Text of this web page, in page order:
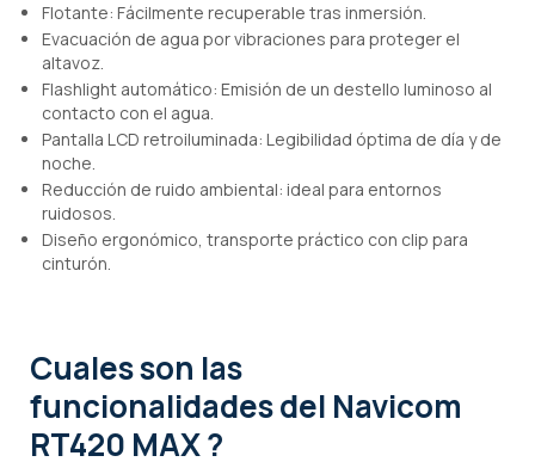
Flotante: Fácilmente recuperable tras inmersión.
Evacuación de agua por vibraciones para proteger el
altavoz.
Flashlight automático: Emisión de un destello luminoso al
contacto con el agua.
Pantalla LCD retroiluminada: Legibilidad óptima de día y de
noche.
Reducción de ruido ambiental: ideal para entornos
ruidosos.
Diseño ergonómico, transporte práctico con clip para
cinturón.
Cuales son las
funcionalidadesdel Navicom
RT420 MAX ?